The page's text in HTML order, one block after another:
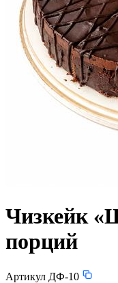
Чизкейк
порций
Артикул ДФ-10